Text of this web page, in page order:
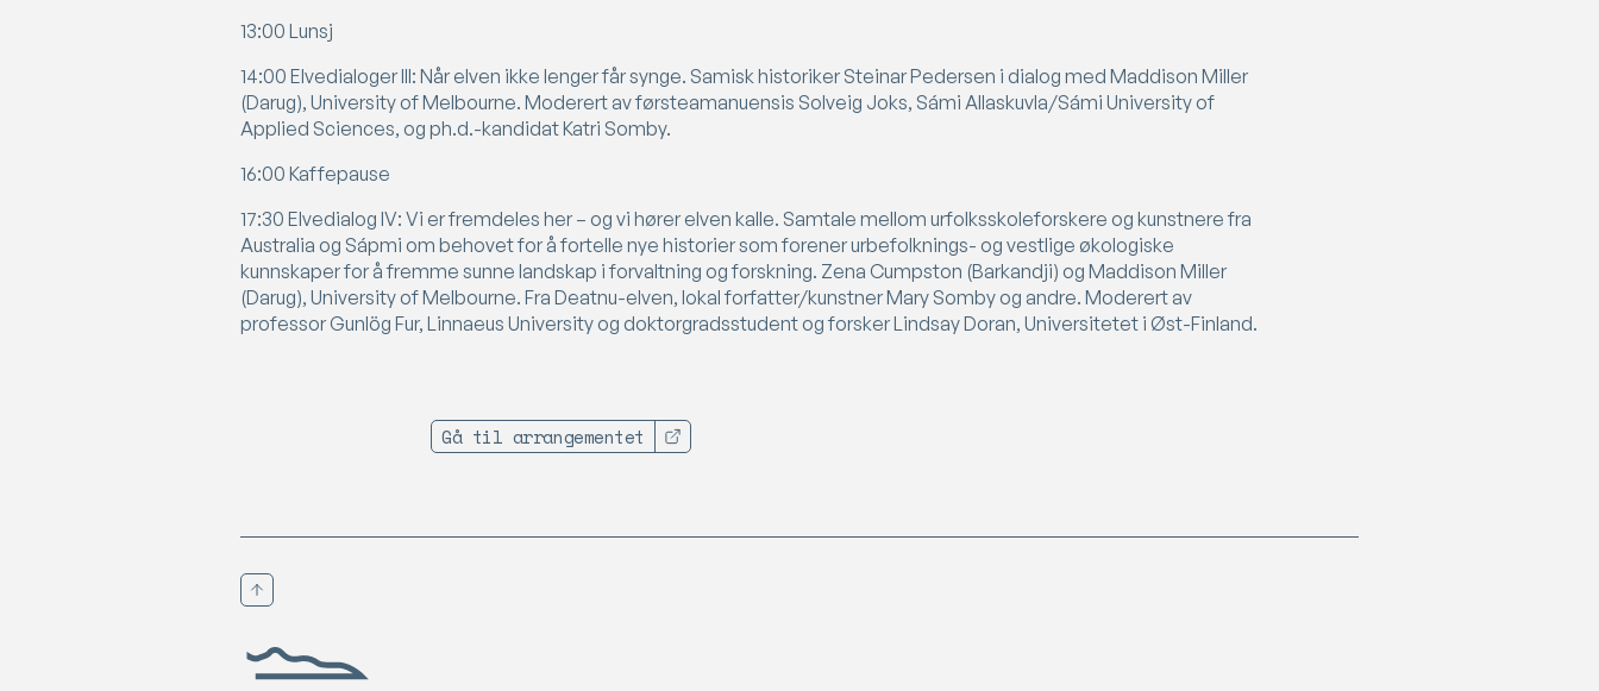
13:00 Lunsj
14:00 Elvedialoger III: Når elven ikke lenger får synge. Samisk historiker Steinar Pedersen i dialog med Maddison Miller
(Darug), University of Melbourne. Moderert av førsteamanuensis Solveig Joks, Sámi Allaskuvla/Sámi University of
Applied Sciences, og ph.d.-kandidat Katri Somby.
16:00 Kaffepause
17:30 Elvedialog IV: Vi er fremdeles her – og vi hører elven kalle. Samtale mellom urfolksskoleforskere og kunstnere fra
Australia og Sápmi om behovet for å fortelle nye historier som forener urbefolknings- og vestlige økologiske
kunnskaper for å fremme sunne landskap i forvaltning og forskning. Zena Cumpston (Barkandji) og Maddison Miller
(Darug), University of Melbourne. Fra Deatnu-elven, lokal forfatter/kunstner Mary Somby og andre. Moderert av
professor Gunlög Fur, Linnaeus University og doktorgradsstudent og forsker Lindsay Doran, Universitetet i Øst-Finland.
Gå til arrangementet
Scroll til toppen
Birgejupmi